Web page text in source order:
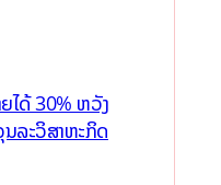
ໄດ້ 30% ຫວັງ
ລະວິສາຫະກິດ